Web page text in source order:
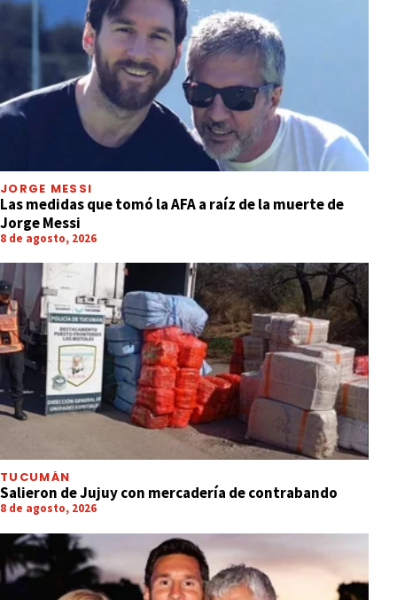
JORGE MESSI
Las medidas que tomó la AFA a raíz de la muerte de
Jorge Messi
8 de agosto, 2026
TUCUMÁN
Salieron de Jujuy con mercadería de contrabando
8 de agosto, 2026